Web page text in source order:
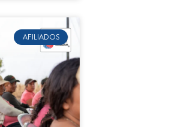
AFILIADOS